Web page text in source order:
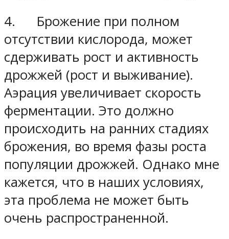
4. Брожение при полном
отсутствии кислорода, может
сдерживать рост и активность
дрожжей (рост и выживание).
Аэрация увеличивает скорость
ферментации. Это должно
происходить на ранних стадиях
брожения, во время фазы роста
популяции дрожжей. Однако мне
кажется, что в наших условиях,
эта проблема не может быть
очень распространенной.